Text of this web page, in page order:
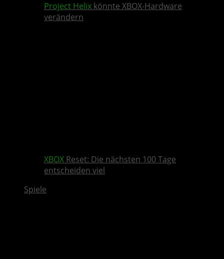
Project Helix könnte XBOX-Hardware
verändern
XBOX Reset: Die nächsten 100 Tage
entscheiden viel
Spiele